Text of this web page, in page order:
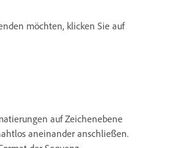
möchten, klicken Sie auf
auf Zeichenebene
aneinander anschließen.